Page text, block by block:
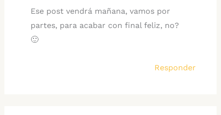
Ese post vendrá mañana, vamos por
partes, para acabar con final feliz, no?
🙂
Responder